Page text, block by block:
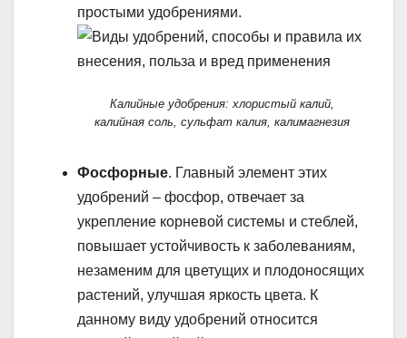
простыми удобрениями.
Калийные удобрения: хлористый калий,
калийная соль, сульфат калия, калимагнезия
Фосфорные. Главный элемент этих
удобрений – фосфор, отвечает за
укрепление корневой системы и стеблей,
повышает устойчивость к заболеваниям,
незаменим для цветущих и плодоносящих
растений, улучшая яркость цвета. К
данному виду удобрений относится